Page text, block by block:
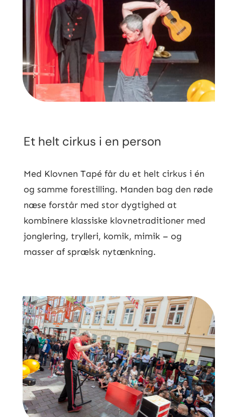
Et helt cirkus i en person
Med Klovnen Tapé får du et helt cirkus i én
og samme forestilling. Manden bag den røde
næse forstår med stor dygtighed at
kombinere klassiske klovnetraditioner med
jonglering, trylleri, komik, mimik – og
masser af sprælsk nytænkning.